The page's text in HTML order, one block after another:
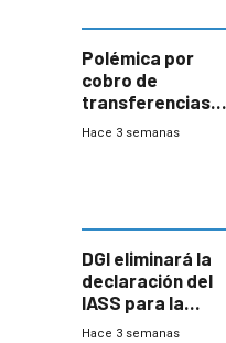
Polémica por
cobro de
transferencias
del Mides en
Hace 3 semanas
DGI eliminará la
declaración del
IASS para la
mayoría de los
Hace 3 semanas